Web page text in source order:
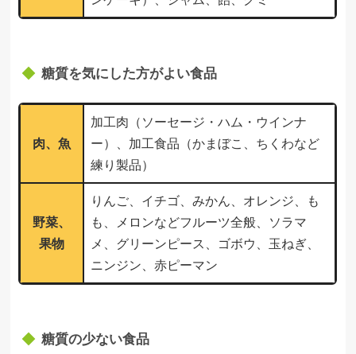
糖質を気にした方がよい食品
肉、魚
加工肉（ソーセージ・ハム・ウインナ
ー）、加工食品（かまぼこ、ちくわなど
練り製品）
野菜、
果物
りんご、イチゴ、みかん、オレンジ、も
も、メロンなどフルーツ全般、ソラマ
メ、グリーンピース、ゴボウ、玉ねぎ、
ニンジン、赤ピーマン
糖質の少ない食品